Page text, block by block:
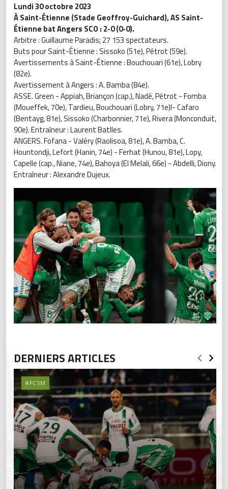
Lundi 30 octobre 2023
À Saint-Étienne (Stade Geoffroy-Guichard), AS Saint-
Étienne bat Angers SCO : 2-0 (0-0).
Arbitre : Guillaume Paradis; 27 153 spectateurs.
Buts pour Saint-Étienne : Sissoko (51e), Pétrot (59e).
Avertissements à Saint-Étienne : Bouchouari (61e), Lobry
(82e).
Avertissement à Angers : A. Bamba (84e).
ASSE. Green - Appiah, Briançon (cap.), Nadé, Pétrot - Fomba
(Moueffek, 70e), Tardieu, Bouchouari (Lobry, 71e)l- Cafaro
(Bentayg, 81e), Sissoko (Charbonnier, 71e), Rivera (Monconduit,
90e). Entraîneur : Laurent Batlles.
ANGERS. Fofana - Valéry (Raolisoa, 81e), A. Bamba, C.
Hountondji, Lefort (Hanin, 74e) - Ferhat (Hunou, 81e), Lopy,
Capelle (cap., Niane, 74e), Bahoya (El Melali, 66e) - Abdelli, Diony.
Entraîneur : Alexandre Dujeux.
DERNIERS ARTICLES
#FCSM